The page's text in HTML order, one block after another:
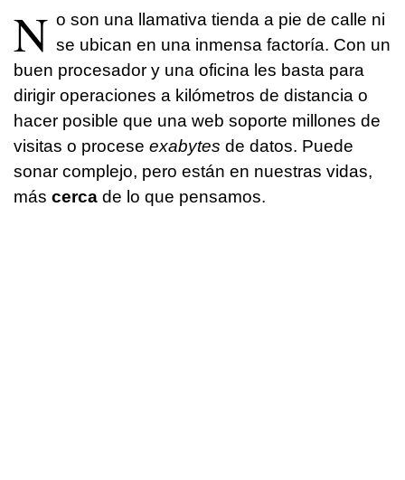
N o son una llamativa tienda a pie de calle ni
se ubican en una inmensa factoría. Con un
buen procesador y una oficina les basta para
dirigir operaciones a kilómetros de distancia o
hacer posible que una web soporte millones de
visitas o procese exabytes de datos. Puede
sonar complejo, pero están en nuestras vidas,
más cerca de lo que pensamos.